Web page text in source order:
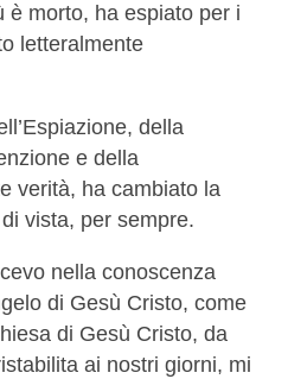
è morto, ha espiato per i
letteralmente
della
e della
verità, ha cambiato la
vista, per sempre.
nella conoscenza
di Gesù Cristo, come
di Gesù Cristo, da
ai nostri giorni, mi